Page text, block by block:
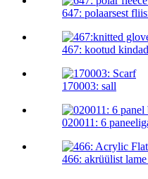
647: polaarsest
467: kootud kindad
170003: sall
020011: 6
466: akrüülist